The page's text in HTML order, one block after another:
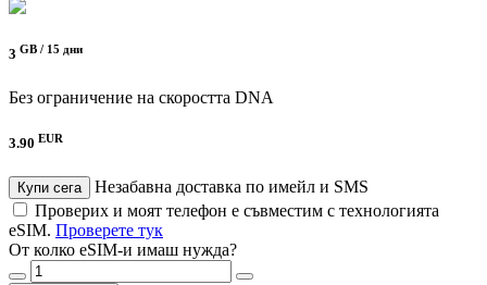
3 GB / 15 дни
Без ограничение на скоростта DNA
3.90 EUR
Купи сега
Незабавна доставка по имейл и SMS
Проверих и моят телефон е съвместим с технологията
eSIM. Проверете тук
От колко eSIM-и имаш нужда?